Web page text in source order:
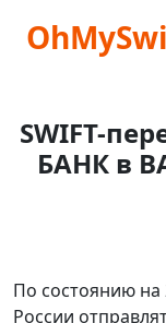
SWIFT-
БАНК в
По состоянию на
России